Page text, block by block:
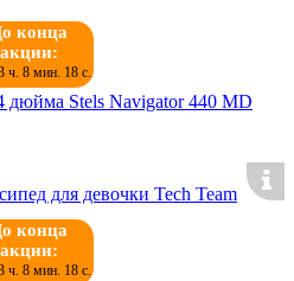
конца
акции:
ч. 8 мин. 18 с.
дюйма Stels Navigator 440 MD
конца
акции:
ч. 8 мин. 18 с.